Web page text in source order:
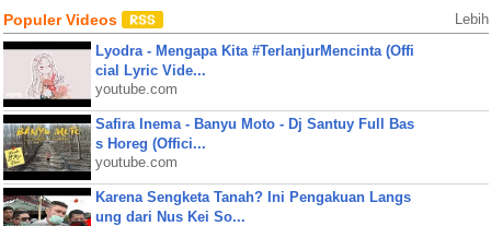
Populer Videos Lebih
Lyodra - Mengapa Kita #TerlanjurMencinta (Offi
cial Lyric Vide...
youtube.com
Safira Inema - Banyu Moto - Dj Santuy Full Bas
s Horeg (Offici...
youtube.com
Karena Sengketa Tanah? Ini Pengakuan Langs
ung dari Nus Kei So...